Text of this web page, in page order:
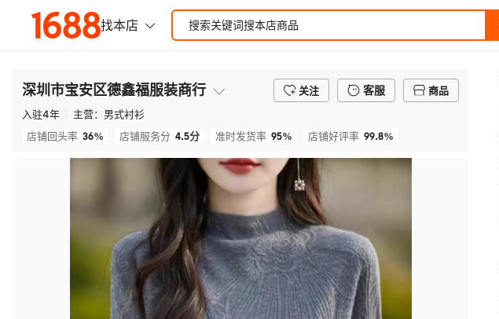
深圳市宝安区德鑫福服装商行 关注 客服
商品
入驻4年 主营： 男式衬衫
店铺回头率 36% 店铺服务分 4.5分 准时发货率 95% 店铺好评率 99.8%